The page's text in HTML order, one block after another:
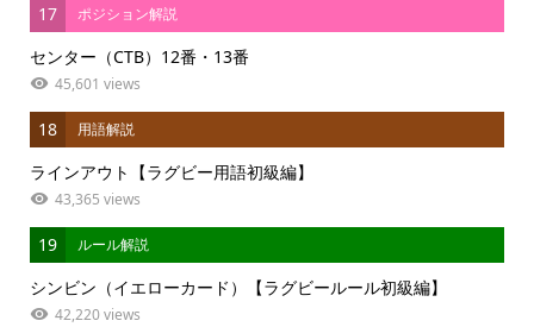
17 ポジション解説
センター（CTB）12番・13番
45,601 views
18 用語解説
ラインアウト【ラグビー用語初級編】
43,365 views
19 ルール解説
シンビン（イエローカード）【ラグビールール初級編】
42,220 views